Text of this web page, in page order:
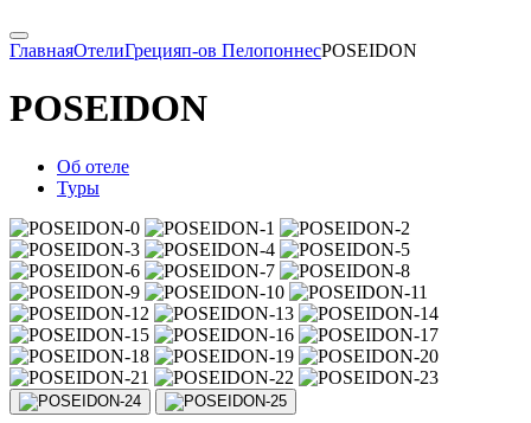
ГлавнаяОтелиГрецияп-ов ПелопоннесPOSEIDON
POSEIDON
Об отеле
Туры